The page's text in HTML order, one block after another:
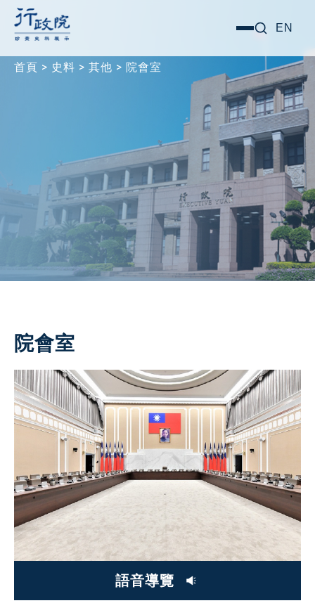
主
選
EN
首頁 > 史料 > 其他 > 院會室
院會室
語音導覽